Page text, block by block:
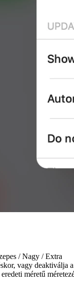
/ Nagy / Extra
vagy deaktiválja a
méretű